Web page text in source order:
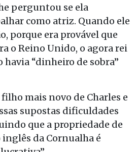
perguntou se ela
como atriz. Quando ele
porque era provável que
o Reino Unido, o agora rei
havia “dinheiro de sobra”
mais novo de Charles e
supostas dificuldades
que a propriedade de
da Cornualha é